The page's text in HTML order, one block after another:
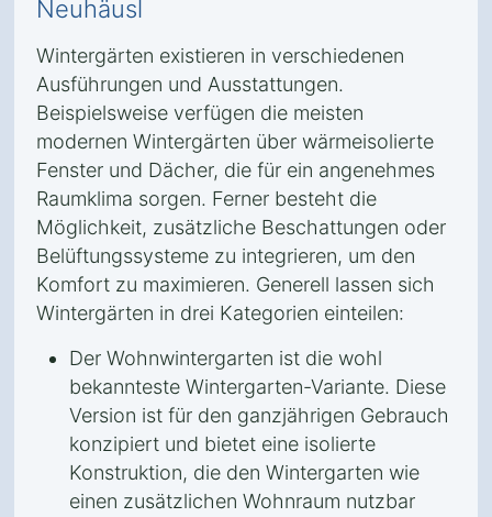
Neuhäusl
Wintergärten existieren in verschiedenen
Ausführungen und Ausstattungen.
Beispielsweise verfügen die meisten
modernen Wintergärten über wärmeisolierte
Fenster und Dächer, die für ein angenehmes
Raumklima sorgen. Ferner besteht die
Möglichkeit, zusätzliche Beschattungen oder
Belüftungssysteme zu integrieren, um den
Komfort zu maximieren. Generell lassen sich
Wintergärten in drei Kategorien einteilen:
Der Wohnwintergarten ist die wohl
bekannteste Wintergarten-Variante. Diese
Version ist für den ganzjährigen Gebrauch
konzipiert und bietet eine isolierte
Konstruktion, die den Wintergarten wie
einen zusätzlichen Wohnraum nutzbar